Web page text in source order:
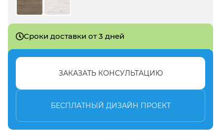
Сроки доставки от 3 дней
ЗАКАЗАТЬ КОНСУЛЬТАЦИЮ
БЕСПЛАТНЫЙ ДИЗАЙН ПРОЕКТ